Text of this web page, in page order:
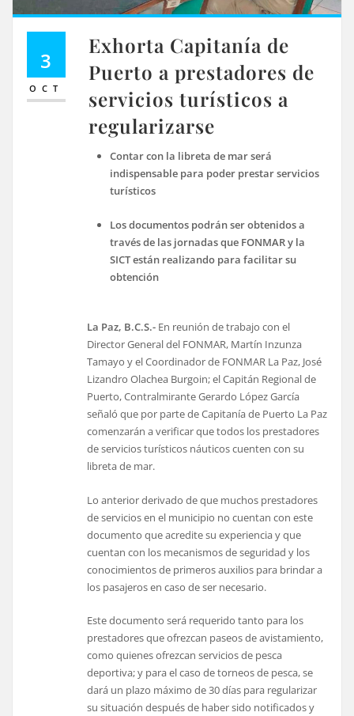
3
OCT
Exhorta Capitanía de
Puerto a prestadores de
servicios turísticos a
regularizarse
Contar con la libreta de mar será
indispensable para poder prestar servicios
turísticos
Los documentos podrán ser obtenidos a
través de las jornadas que FONMAR y la
SICT están realizando para facilitar su
obtención
La Paz, B.C.S.- En reunión de trabajo con el
Director General del FONMAR, Martín Inzunza
Tamayo y el Coordinador de FONMAR La Paz, José
Lizandro Olachea Burgoin; el Capitán Regional de
Puerto, Contralmirante Gerardo López García
señaló que por parte de Capitanía de Puerto La Paz
comenzarán a verificar que todos los prestadores
de servicios turísticos náuticos cuenten con su
libreta de mar.
Lo anterior derivado de que muchos prestadores
de servicios en el municipio no cuentan con este
documento que acredite su experiencia y que
cuentan con los mecanismos de seguridad y los
conocimientos de primeros auxilios para brindar a
los pasajeros en caso de ser necesario.
Este documento será requerido tanto para los
prestadores que ofrezcan paseos de avistamiento,
como quienes ofrezcan servicios de pesca
deportiva; y para el caso de torneos de pesca, se
dará un plazo máximo de 30 días para regularizar
su situación después de haber sido notificados y